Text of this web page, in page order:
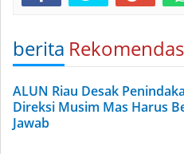
berita
ALUN Riau Desak
Direksi Musim Mas Harus
Jawab